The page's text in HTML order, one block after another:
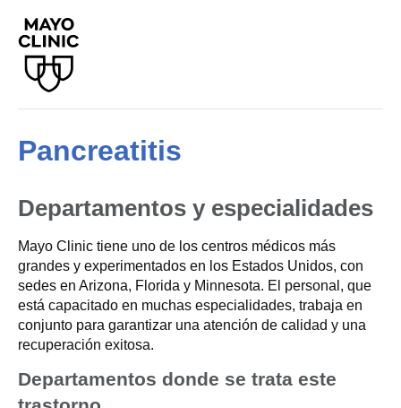
Pancreatitis
Departamentos y especialidades
Mayo Clinic tiene uno de los centros médicos más
grandes y experimentados en los Estados Unidos, con
sedes en Arizona, Florida y Minnesota. El personal, que
está capacitado en muchas especialidades, trabaja en
conjunto para garantizar una atención de calidad y una
recuperación exitosa.
Departamentos donde se trata este